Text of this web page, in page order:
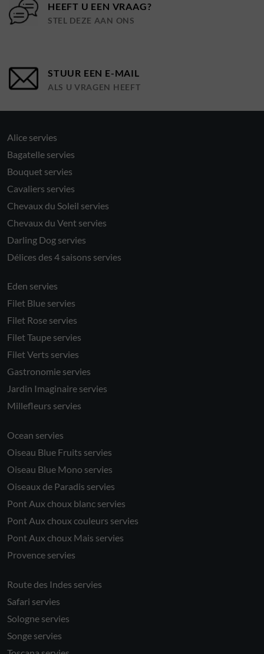
HEEFT U EEN VRAAG?
STEL DEZE AAN ONS
STUUR EEN E-MAIL
ALS U VRAGEN HEEFT
Alice servies
Bagatelle servies
Bouquet servies
Cavaliers servies
Chevaux du Soleil servies
Chevaux du Vent servies
Darling Dog servies
Délices des 4 saisons servies
Eden servies
Filet Blue servies
Filet Rose servies
Filet Taupe servies
Filet Verts servies
Gastronomie servies
Jardin Imaginaire servies
Millefleurs servies
Ocean servies
Oiseau Blue Fruits servies
Oiseau Blue Mono servies
Oiseaux de Paradis servies
Pont Aux choux blanc servies
Pont Aux choux couleurs servies
Pont Aux choux Mais servies
Provence servies
Route des Indes servies
Safari servies
Sologne servies
Songe servies